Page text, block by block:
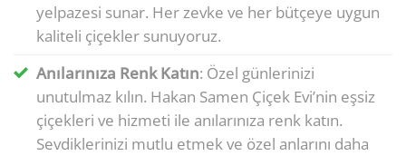
yelpazesi sunar. Her zevke ve her bütçeye uygun
kaliteli çiçekler sunuyoruz.
Anılarınıza Renk Katın: Özel günlerinizi
unutulmaz kılın. Hakan Samen Çiçek Evi’nin eşsiz
çiçekleri ve hizmeti ile anılarınıza renk katın.
Sevdiklerinizi mutlu etmek ve özel anlarını daha